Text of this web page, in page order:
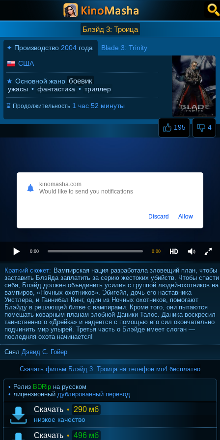
Блэйд 3: Троица
✦ Производство 2004 года Blade 3: Trinity
195 4
США
★ Основной жанр боевик
ужасы • фантастика • триллер
⌛ Продолжительность 1 час 52 минуты
0:00 0:00
Краткий сюжет: Вампирская нация разработала зловещий план, чтобы
заставить Блэйда заплатить за серию жестоких убийств. Чтобы спасти
себя, Блэйд должен объединить усилия с группой людей-охотников на
вампиров, «Ночных охотников». Эбигейл, дочь его наставника
Уистлера, и Ганнибал Кинг, один из Ночных охотников, помогают
Блэйду в решающей битве с вампирами. Кроме того, они пытаются
помешать коварным планам злобной Даники Талос. Даника воскресил
таинственного «Дрейка» и надеется с помощью его сил окончательно
подчинить мир упырей. Третья часть о Блэйде имеет слоган —
последняя охота начинается!
Снял Дэвид С. Гойер
Скачать фильм Блэйд 3: Троица на телефон мп4 бесплатно
Релиз BDRip на русском
лицензионный дублированный перевод
Скачать • 290 мб
низкое качество
Скачать • 496 мб
kinomasha.com
Would like to send you notifications
Discard Allow